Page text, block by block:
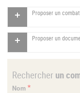
Proposer un
Proposer un
Rechercher un
Nom